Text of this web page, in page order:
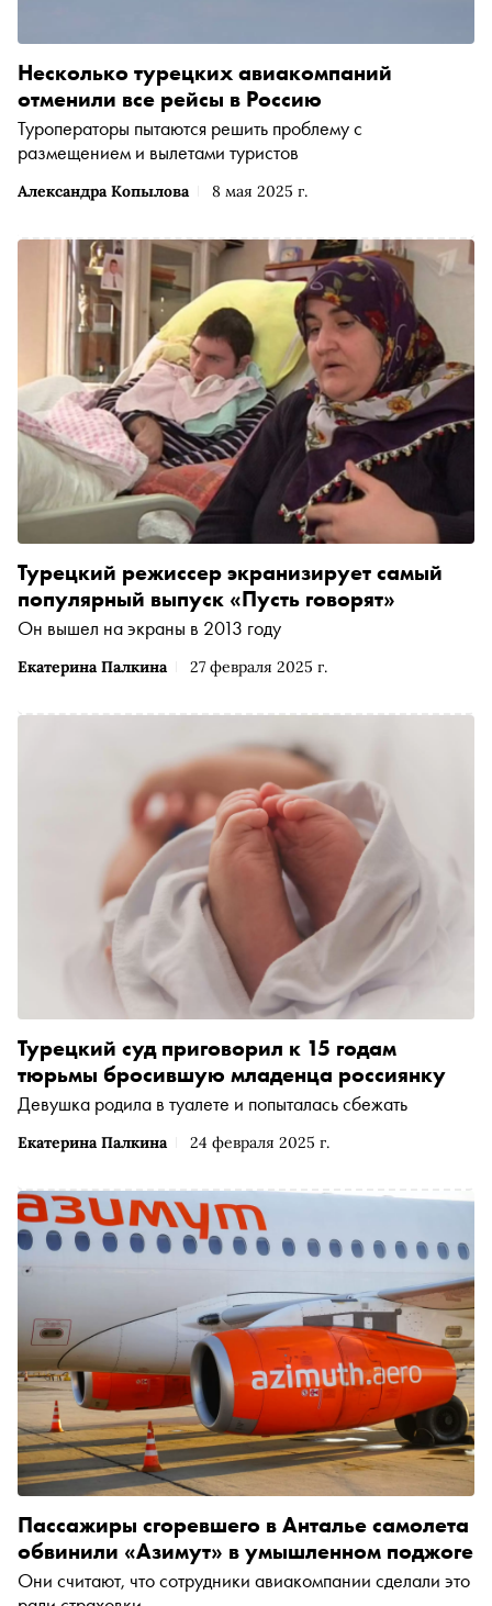
Александра Копылова 8 мая 2025 г.
Несколько турецких авиакомпаний
отменили все рейсы в Россию
Туроператоры пытаются решить проблему с
размещением и вылетами туристов
Екатерина Палкина 27 февраля 2025 г.
Турецкий режиссер экранизирует самый
популярный выпуск «Пусть говорят»
Он вышел на экраны в 2013 году
Екатерина Палкина 24 февраля 2025 г.
Турецкий суд приговорил к 15 годам
тюрьмы бросившую младенца россиянку
Девушка родила в туалете и попыталась сбежать
Пассажиры сгоревшего в Анталье самолета
обвинили «Азимут» в умышленном поджоге
Они считают, что сотрудники авиакомпании сделали это